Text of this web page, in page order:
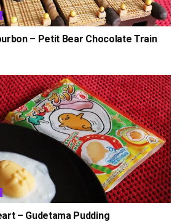
– Petit Bear Chocolate Train
– Gudetama Pudding